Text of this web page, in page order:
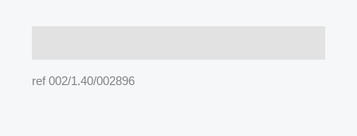
ref 002/1.40/002896